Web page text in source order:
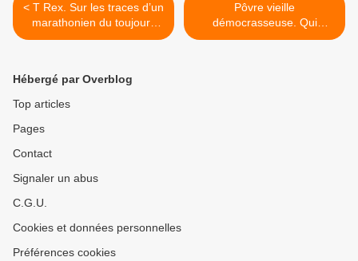
< T Rex. Sur les traces d’un
marathonien du toujours
plus au boulot.
Pôvre vieille
démocrasseuse. Qui
sommes-nous? D’où
Hébergé par Overblog
Top articles
Pages
Contact
Signaler un abus
C.G.U.
Cookies et données personnelles
Préférences cookies